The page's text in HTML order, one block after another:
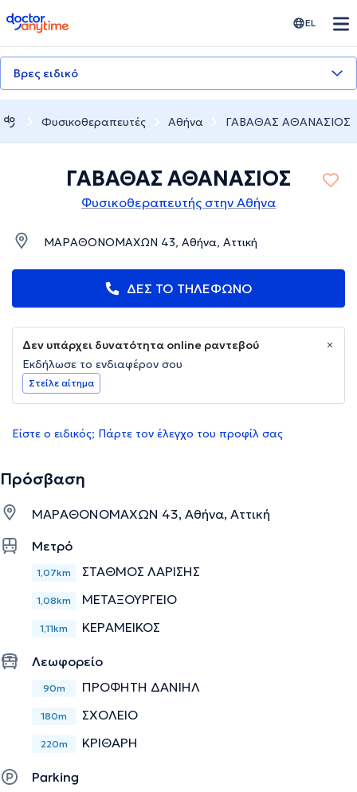
doctoranytime EL
Βρες ειδικό
Φυσικοθεραπευτές Αθήνα ΓΑΒΑΘΑΣ ΑΘΑΝΑΣΙΟΣ
ΓΑΒΑΘΑΣ ΑΘΑΝΑΣΙΟΣ
Φυσικοθεραπευτής στην Αθήνα
ΜΑΡΑΘΟΝΟΜΑΧΩΝ 43, Αθήνα, Αττική
ΔΕΣ ΤΟ ΤΗΛΕΦΩΝΟ
Δεν υπάρχει δυνατότητα online ραντεβού
Εκδήλωσε το ενδιαφέρον σου
Στείλε αίτημα
Είστε ο ειδικός; Πάρτε τον έλεγχο του προφίλ σας
Πρόσβαση
ΜΑΡΑΘΟΝΟΜΑΧΩΝ 43, Αθήνα, Αττική
Μετρό
1,07km ΣΤΑΘΜΟΣ ΛΑΡΙΣΗΣ
1,08km ΜΕΤΑΞΟΥΡΓΕΙΟ
1,11km ΚΕΡΑΜΕΙΚΟΣ
Λεωφορείο
90m ΠΡΟΦΗΤΗ ΔΑΝΙΗΛ
180m ΣΧΟΛΕΙΟ
220m ΚΡΙΘΑΡΗ
Parking